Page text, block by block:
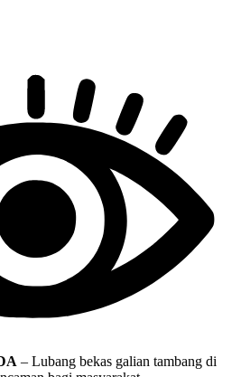
– Lubang bekas galian tambang di